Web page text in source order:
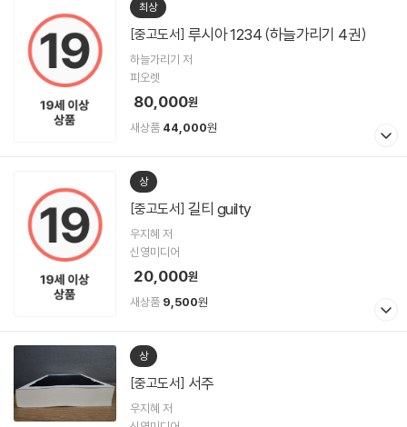
최상
[중고도서] 루시아 1234 (하늘가리기 4권)
하늘가리기 저
피오렛
80,000원
새상품 44,000원
상
[중고도서] 길티 guilty
우지혜 저
신영미디어
20,000원
새상품 9,500원
상
[중고도서] 서주
우지혜 저